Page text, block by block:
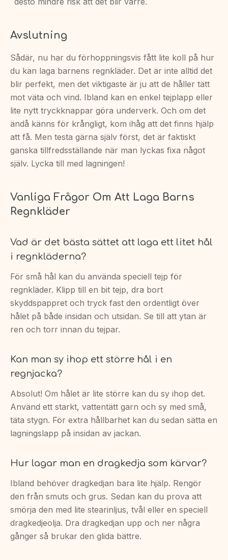
Avslutning
Sådär, nu har du förhoppningsvis fått lite koll på hur
du kan laga barnens regnkläder. Det är inte alltid det
blir perfekt, men det viktigaste är ju att de håller tätt
mot väta och vind. Ibland kan en enkel tejplapp eller
lite nytt tryckknappar göra underverk. Och om det
ändå känns för krångligt, kom ihåg att det finns hjälp
att få. Men testa gärna själv först, det är faktiskt
ganska tillfredsställande när man lyckas fixa något
själv. Lycka till med lagningen!
Vanliga Frågor Om Att Laga Barns
Regnkläder
Vad är det bästa sättet att laga ett litet hål
i regnkläderna?
För små hål kan du använda speciell tejp för
regnkläder. Klipp till en bit tejp, dra bort
skyddspappret och tryck fast den ordentligt över
hålet på både insidan och utsidan. Se till att ytan är
ren och torr innan du tejpar.
Kan man sy ihop ett större hål i en
regnjacka?
Absolut! Om hålet är lite större kan du sy ihop det.
Använd ett starkt, vattentätt garn och sy med små,
täta stygn. För extra hållbarhet kan du sedan sätta en
lagningslapp på insidan av jackan.
Hur lagar man en dragkedja som kärvar?
Ibland behöver dragkedjan bara lite hjälp. Rengör
den från smuts och grus. Sedan kan du prova att
smörja den med lite stearinljus, tvål eller en speciell
dragkedjeolja. Dra dragkedjan upp och ner några
gånger så brukar den glida bättre.